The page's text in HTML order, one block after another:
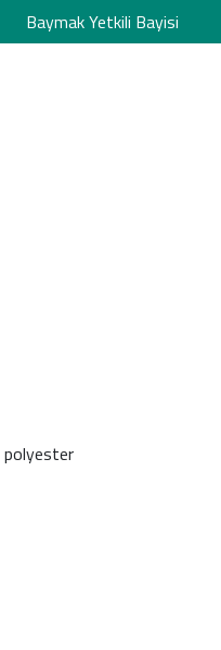
Baymak Yetkili Bayisi
polyester